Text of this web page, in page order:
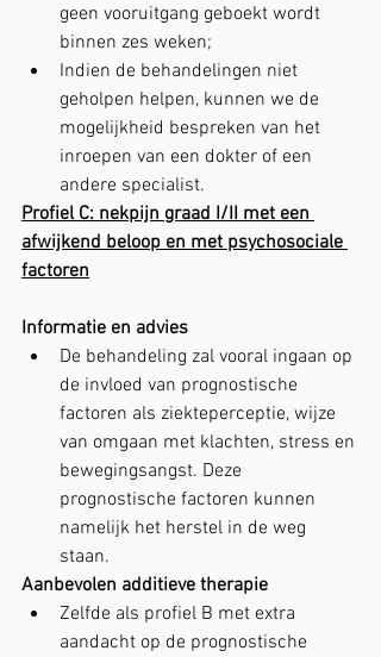
geen vooruitgang geboekt wordt
binnen zes weken;
Indien de behandelingen niet
geholpen helpen, kunnen we de
mogelijkheid bespreken van het
inroepen van een dokter of een
andere specialist.
Profiel C: nekpijn graad I/II met een
afwijkend beloop en met psychosociale
factoren
Informatie en advies
De behandeling zal vooral ingaan op
de invloed van prognostische
factoren als ziekteperceptie, wijze
van omgaan met klachten, stress en
bewegingsangst. Deze
prognostische factoren kunnen
namelijk het herstel in de weg
staan.
Aanbevolen additieve therapie
Zelfde als profiel B met extra
aandacht op de prognostische